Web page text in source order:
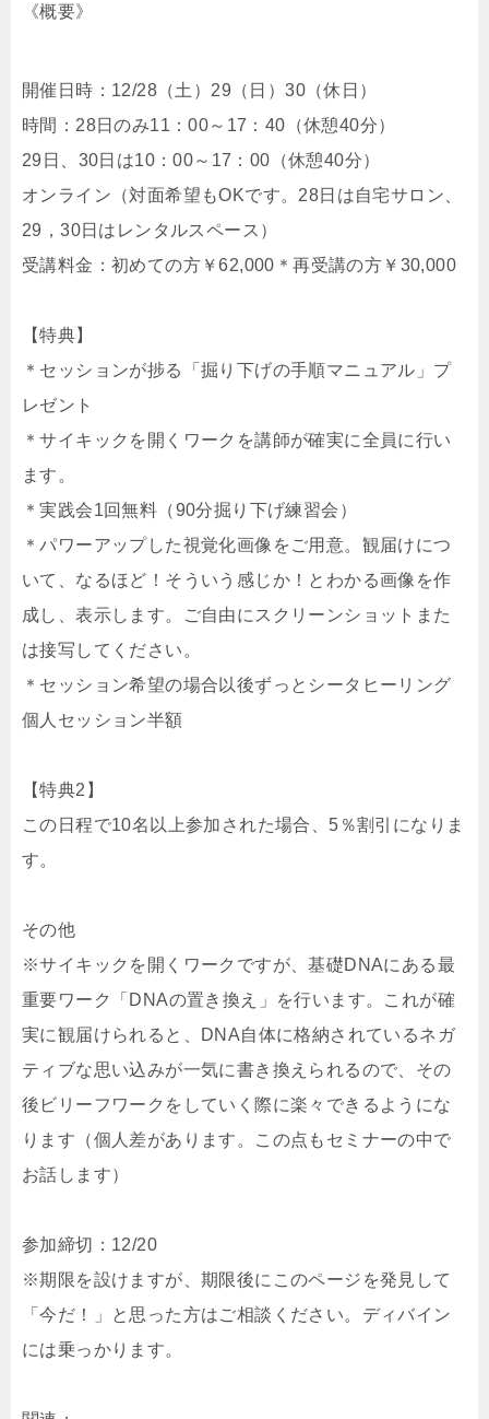
《概要》
開催日時：12/28（土）29（日）30（休日）
時間：28日のみ11：00～17：40（休憩40分）
29日、30日は10：00～17：00（休憩40分）
オンライン（対面希望もOKです。28日は自宅サロン、
29，30日はレンタルスペース）
受講料金：初めての方￥62,000＊再受講の方￥30,000
【特典】
＊セッションが捗る「掘り下げの手順マニュアル」プ
レゼント
＊サイキックを開くワークを講師が確実に全員に行い
ます。
＊実践会1回無料（90分掘り下げ練習会）
＊パワーアップした視覚化画像をご用意。観届けにつ
いて、なるほど！そういう感じか！とわかる画像を作
成し、表示します。ご自由にスクリーンショットまた
は接写してください。
＊セッション希望の場合以後ずっとシータヒーリング
個人セッション半額
【特典2】
この日程で10名以上参加された場合、5％割引になりま
す。
その他
※サイキックを開くワークですが、基礎DNAにある最
重要ワーク「DNAの置き換え」を行います。これが確
実に観届けられると、DNA自体に格納されているネガ
ティブな思い込みが一気に書き換えられるので、その
後ビリーフワークをしていく際に楽々できるようにな
ります（個人差があります。この点もセミナーの中で
お話します）
参加締切：12/20
※期限を設けますが、期限後にこのページを発見して
「今だ！」と思った方はご相談ください。ディバイン
には乗っかります。